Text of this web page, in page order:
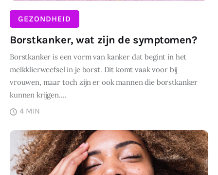
GEZONDHEID
Borstkanker, wat zijn de symptomen?
Borstkanker is een vorm van kanker dat begint in het
melkklierweefsel in je borst. Dit komt vaak voor bij
vrouwen, maar toch zijn er ook mannen die borstkanker
kunnen krijgen.…
4 MIN
DELEN